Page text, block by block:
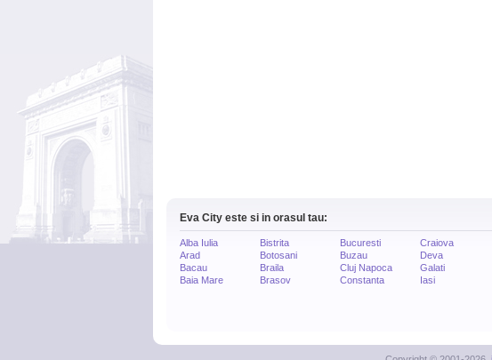
Eva City este si in orasul tau:
Alba Iulia
Arad
Bacau
Baia Mare
Bistrita
Botosani
Braila
Brasov
Bucuresti
Buzau
Cluj Napoca
Constanta
Craiova
Deva
Galati
Iasi